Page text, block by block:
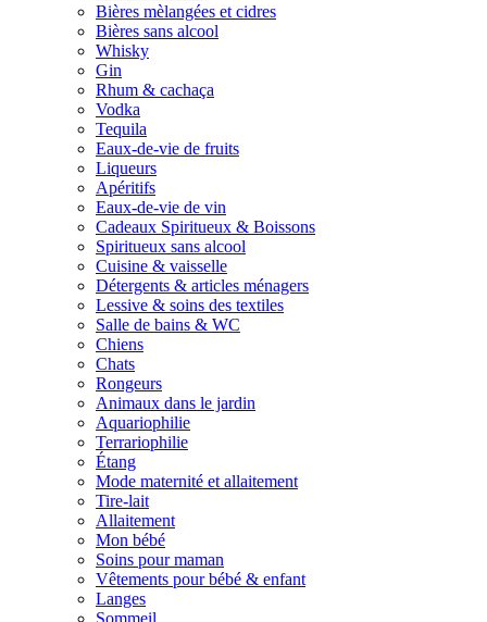
Bières mèlangées et cidres
Bières sans alcool
Whisky
Gin
Rhum & cachaça
Vodka
Tequila
Eaux-de-vie de fruits
Liqueurs
Apéritifs
Eaux-de-vie de vin
Cadeaux Spiritueux & Boissons
Spiritueux sans alcool
Cuisine & vaisselle
Détergents & articles ménagers
Lessive & soins des textiles
Salle de bains & WC
Chiens
Chats
Rongeurs
Animaux dans le jardin
Aquariophilie
Terrariophilie
Étang
Mode maternité et allaitement
Tire-lait
Allaitement
Mon bébé
Soins pour maman
Vêtements pour bébé & enfant
Langes
Sommeil